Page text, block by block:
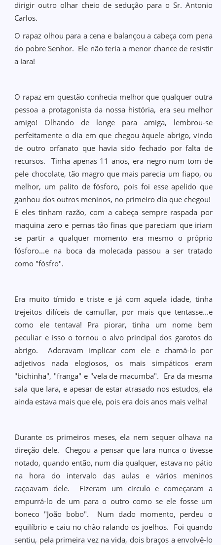
dirigir outro olhar cheio de sedução para o Sr. Antonio
Carlos.
O rapaz olhou para a cena e balançou a cabeça com pena
do pobre Senhor. Ele não teria a menor chance de resistir
a Iara!
O rapaz em questão conhecia melhor que qualquer outra
pessoa a protagonista da nossa história, era seu melhor
amigo! Olhando de longe para amiga, lembrou-se
perfeitamente o dia em que chegou àquele abrigo, vindo
de outro orfanato que havia sido fechado por falta de
recursos. Tinha apenas 11 anos, era negro num tom de
pele chocolate, tão magro que mais parecia um fiapo, ou
melhor, um palito de fósforo, pois foi esse apelido que
ganhou dos outros meninos, no primeiro dia que chegou!
E eles tinham razão, com a cabeça sempre raspada por
maquina zero e pernas tão finas que pareciam que iriam
se partir a qualquer momento era mesmo o próprio
fósforo...e na boca da molecada passou a ser tratado
como "fósfro".
Era muito tímido e triste e já com aquela idade, tinha
trejeitos difíceis de camuflar, por mais que tentasse...e
como ele tentava! Pra piorar, tinha um nome bem
peculiar e isso o tornou o alvo principal dos garotos do
abrigo. Adoravam implicar com ele e chamá-lo por
adjetivos nada elogiosos, os mais simpáticos eram
"bichinha", "franga" e "vela de macumba". Era da mesma
sala que Iara, e apesar de estar atrasado nos estudos, ela
ainda estava mais que ele, pois era dois anos mais velha!
Durante os primeiros meses, ela nem sequer olhava na
direção dele. Chegou a pensar que Iara nunca o tivesse
notado, quando então, num dia qualquer, estava no pátio
na hora do intervalo das aulas e vários meninos
caçoavam dele. Fizeram um circulo e começaram a
empurrá-lo de um para o outro como se ele fosse um
boneco "João bobo". Num dado momento, perdeu o
equilíbrio e caiu no chão ralando os joelhos. Foi quando
sentiu, pela primeira vez na vida, dois braços a envolvê-lo